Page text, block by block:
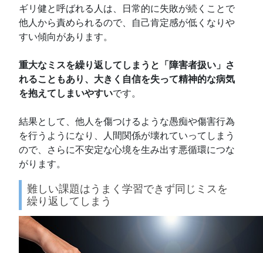
ギリ健と呼ばれる人は、日常的に失敗が続くことで
他人から責められるので、自己肯定感が低くなりや
すい傾向があります。
重大なミスを繰り返してしまうと「障害者扱い」さ
れることもあり、大きく自信を失って精神的な病気
を抱えてしまいやすいです。
結果として、他人を傷つけるような愚痴や傷害行為
を行うようになり、人間関係が壊れていってしまう
ので、さらに不安定な心境を生み出す悪循環につな
がります。
難しい課題はうまく学習できず同じミスを
繰り返してしまう